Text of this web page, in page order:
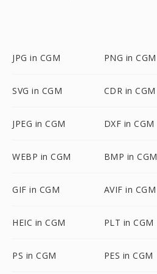
JPG in CGM PNG in CGM
SVG in CGM CDR in CGM
JPEG in CGM DXF in CGM
WEBP in CGM BMP in CGM
GIF in CGM AVIF in CGM
HEIC in CGM PLT in CGM
PS in CGM PES in CGM